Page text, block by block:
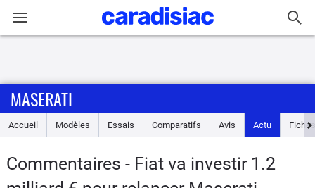
Accueil
Essais
MASERATI
Accueil Modèles Essais Comparatifs Avis Actu
Commentaires - Fiat va investir 1.2